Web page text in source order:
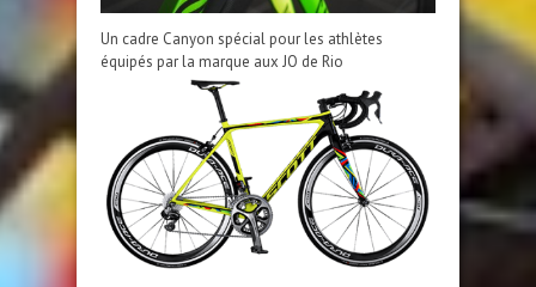
Un cadre Canyon spécial pour les athlètes
équipés par la marque aux JO de Rio